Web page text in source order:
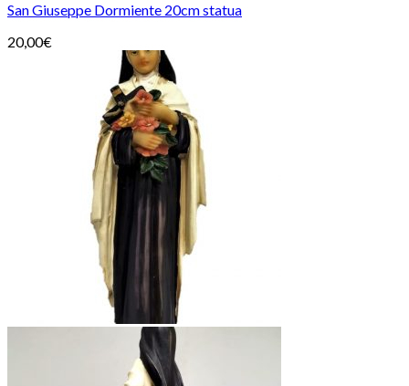
San Giuseppe Dormiente 20cm statua
20,00€